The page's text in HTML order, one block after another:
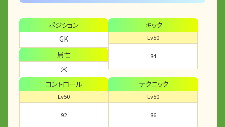
ポジション
GK
属性
火
キック
Lv50
84
コントロール
Lv50
92
テクニック
Lv50
86